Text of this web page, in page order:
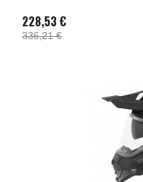
228,53 €
336,21 €